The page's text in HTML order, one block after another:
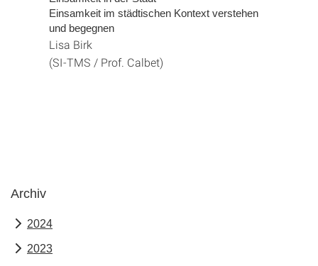
Einsamkeit im städtischen Kontext verstehen
und begegnen
Lisa Birk
(SI-TMS / Prof. Calbet)
Archiv
2024
2023